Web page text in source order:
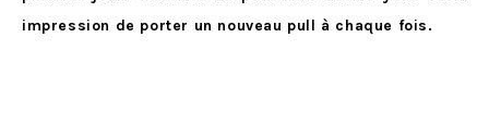
impression de porter un nouveau pull à chaque fois.